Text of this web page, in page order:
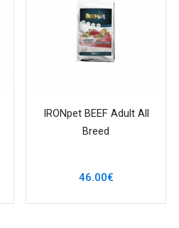
IRONpet BEEF Adult All
Breed
46.00€